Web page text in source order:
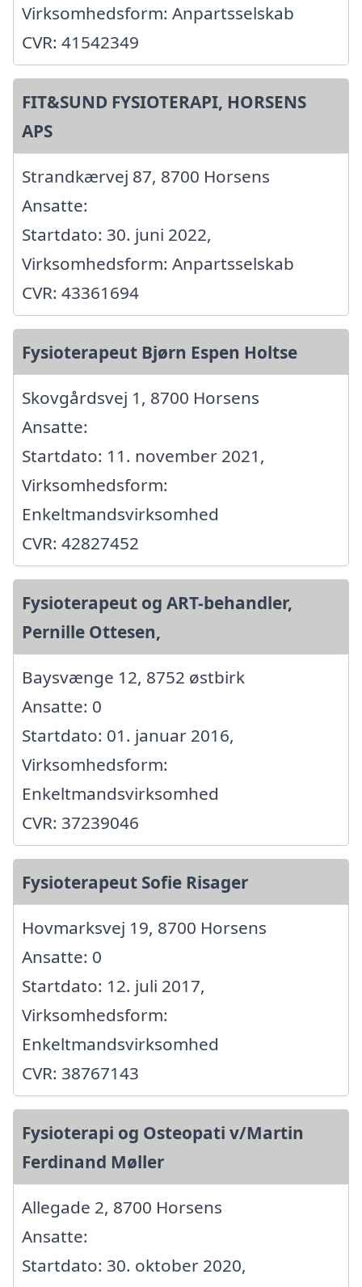
Virksomhedsform: Anpartsselskab
CVR: 41542349
FIT&SUND FYSIOTERAPI, HORSENS
APS
Strandkærvej 87, 8700 Horsens
Ansatte:
Startdato: 30. juni 2022,
Virksomhedsform: Anpartsselskab
CVR: 43361694
Fysioterapeut Bjørn Espen Holtse
Skovgårdsvej 1, 8700 Horsens
Ansatte:
Startdato: 11. november 2021,
Virksomhedsform:
Enkeltmandsvirksomhed
CVR: 42827452
Fysioterapeut og ART-behandler,
Pernille Ottesen,
Baysvænge 12, 8752 østbirk
Ansatte: 0
Startdato: 01. januar 2016,
Virksomhedsform:
Enkeltmandsvirksomhed
CVR: 37239046
Fysioterapeut Sofie Risager
Hovmarksvej 19, 8700 Horsens
Ansatte: 0
Startdato: 12. juli 2017,
Virksomhedsform:
Enkeltmandsvirksomhed
CVR: 38767143
Fysioterapi og Osteopati v/Martin
Ferdinand Møller
Allegade 2, 8700 Horsens
Ansatte:
Startdato: 30. oktober 2020,